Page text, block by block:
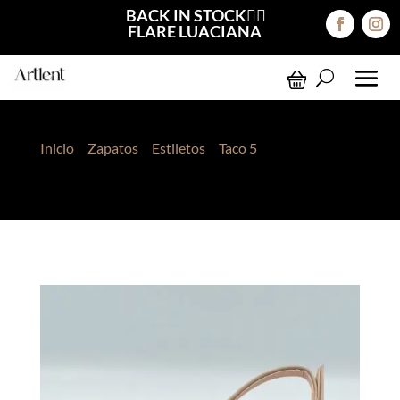
BACK IN STOCK❤️‍🔥
FLARE LUACIANA
Inicio> Zapatos> Estiletos> Taco 5> Estileto